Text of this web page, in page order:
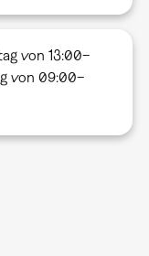
von 13:00–
von 09:00–